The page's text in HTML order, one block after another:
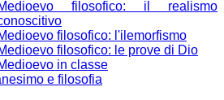
filosofico: il realismo
filosofico: l'ilemorfismo
filosofico: le prove di Dio
in classe
e filosofia